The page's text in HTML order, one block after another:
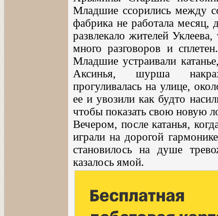
Младшие ссорились между
фабрика не работала месяц,
развлекало жителей
много разговоров и
Младшие устраивали
Аксинья, шурша
прогуливалась на улице,
ее и увозили как будто
чтобы показать свою новую
Вечером, после катанья,
играли на дорогой
становилось на душе
казалось ямой.